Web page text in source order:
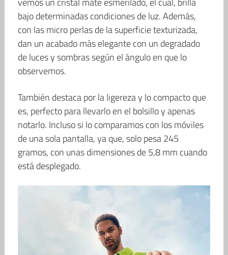
bajo determinadas condiciones de luz. Además,
con las micro perlas de la superficie texturizada,
dan un acabado más elegante con un degradado
de luces y sombras según el ángulo en que lo
observemos.
También destaca por la ligereza y lo compacto que
es, perfecto para llevarlo en el bolsillo y apenas
notarlo. Incluso si lo comparamos con los móviles
de una sola pantalla, ya que, solo pesa 245
gramos, con unas dimensiones de 5,8 mm cuando
está desplegado.